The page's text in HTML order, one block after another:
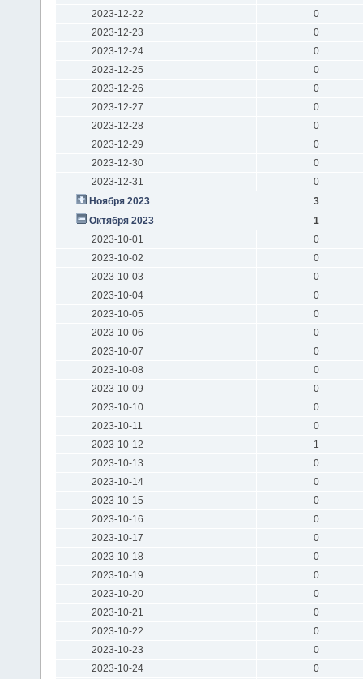
2023-12-22
0
2023-12-23
0
2023-12-24
0
2023-12-25
0
2023-12-26
0
2023-12-27
0
2023-12-28
0
2023-12-29
0
2023-12-30
0
2023-12-31
0
Ноября 2023
3
Октября 2023
1
2023-10-01
0
2023-10-02
0
2023-10-03
0
2023-10-04
0
2023-10-05
0
2023-10-06
0
2023-10-07
0
2023-10-08
0
2023-10-09
0
2023-10-10
0
2023-10-11
0
2023-10-12
1
2023-10-13
0
2023-10-14
0
2023-10-15
0
2023-10-16
0
2023-10-17
0
2023-10-18
0
2023-10-19
0
2023-10-20
0
2023-10-21
0
2023-10-22
0
2023-10-23
0
2023-10-24
0